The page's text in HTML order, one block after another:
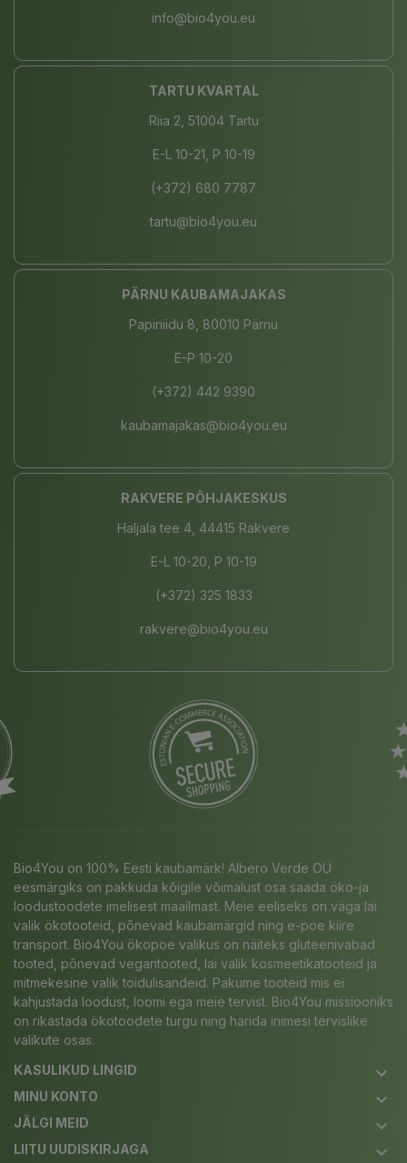
info@bio4you.eu
TARTU KVARTAL
Riia 2, 51004 Tartu
E-L 10-21, P 10-19
(+372) 680 7787
tartu@bio4you.eu
PÄRNU KAUBAMAJAKAS
Papiniidu 8, 80010 Pärnu
E-P 10-20
(+372) 442 9390
kaubamajakas@bio4you.eu
RAKVERE PÕHJAKESKUS
Haljala tee 4, 44415 Rakvere
E-L 10-20, P 10-19
(+372) 325 1833
rakvere@bio4you.eu
Bio4You on 100% Eesti kaubamärk! Albero Verde OÜ
eesmärgiks on pakkuda kõigile võimalust osa saada öko-ja
loodustoodete imelisest maailmast. Meie eeliseks on väga lai
valik ökotooteid, põnevad kaubamärgid ning e-poe kiire
transport. Bio4You ökopoe valikus on näiteks gluteenivabad
tooted, põnevad vegantooted, lai valik kosmeetikatooteid ja
mitmekesine valik toidulisandeid. Pakume tooteid mis ei
kahjustada loodust, loomi ega meie tervist. Bio4You missiooniks
on rikastada ökotoodete turgu ning harida inimesi tervislike
valikute osas.
KASULIKUD LINGID
keyboard_arrow_down
MINU KONTO keyboard_arrow_down
JÄLGI MEID keyboard_arrow_down
LIITU UUDISKIRJAGA keyboard_arrow_down